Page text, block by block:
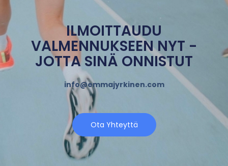
ILMOITTAUDU
VALMENNUKSEEN NYT -
JOTTA SINÄ ONNISTUT
info@emmajyrkinen.com
Ota Yhteyttä